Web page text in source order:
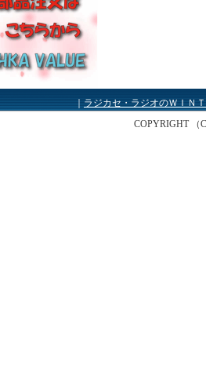
｜ラジカセ・ラジオのＷＩＮ
COPYRIGHT （